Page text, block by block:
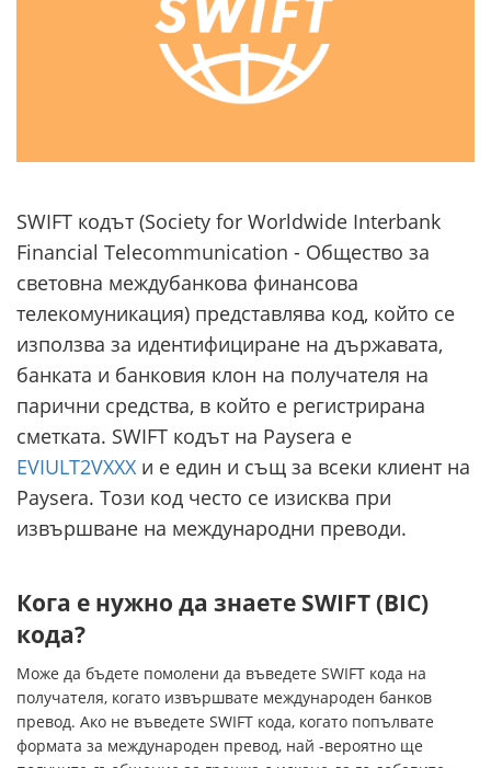
SWIFT кодът (Society for Worldwide Interbank
Financial Telecommunication - Общество за
световна междубанкова финансова
телекомуникация) представлява код, който се
използва за идентифициране на държавата,
банката и банковия клон на получателя на
парични средства, в който е регистрирана
сметката. SWIFT кодът на Paysera е
EVIULT2VXXX и е един и същ за всеки клиент на
Paysera. Този код често се изисква при
извършване на международни преводи.
Кога е нужно да знаете SWIFT (BIC)
кода?
Може да бъдете помолени да въведете SWIFT кода на
получателя, когато извършвате международен банков
превод. Ако не въведете SWIFT кода, когато попълвате
формата за международен превод, най -вероятно ще